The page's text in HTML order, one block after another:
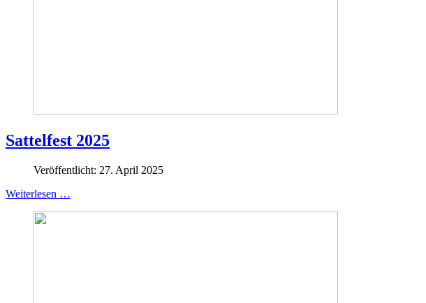
Sattelfest 2025
Veröffentlicht: 27. April 2025
Weiterlesen …